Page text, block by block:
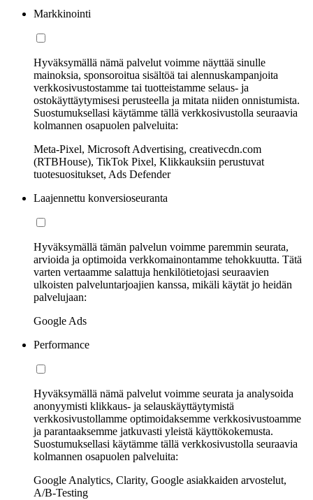
Markkinointi
Hyväksymällä nämä palvelut voimme näyttää sinulle
mainoksia, sponsoroitua sisältöä tai alennuskampanjoita
verkkosivustostamme tai tuotteistamme selaus- ja
ostokäyttäytymisesi perusteella ja mitata niiden onnistumista.
Suostumuksellasi käytämme tällä verkkosivustolla seuraavia
kolmannen osapuolen palveluita:
Meta-Pixel, Microsoft Advertising, creativecdn.com
(RTBHouse), TikTok Pixel, Klikkauksiin perustuvat
tuotesuositukset, Ads Defender
Laajennettu konversioseuranta
Hyväksymällä tämän palvelun voimme paremmin seurata,
arvioida ja optimoida verkkomainontamme tehokkuutta. Tätä
varten vertaamme salattuja henkilötietojasi seuraavien
ulkoisten palveluntarjoajien kanssa, mikäli käytät jo heidän
palvelujaan:
Google Ads
Performance
Hyväksymällä nämä palvelut voimme seurata ja analysoida
anonyymisti klikkaus- ja selauskäyttäytymistä
verkkosivustollamme optimoidaksemme verkkosivustoamme
ja parantaaksemme jatkuvasti yleistä käyttökokemusta.
Suostumuksellasi käytämme tällä verkkosivustolla seuraavia
kolmannen osapuolen palveluita:
Google Analytics, Clarity, Google asiakkaiden arvostelut,
A/B-Testing